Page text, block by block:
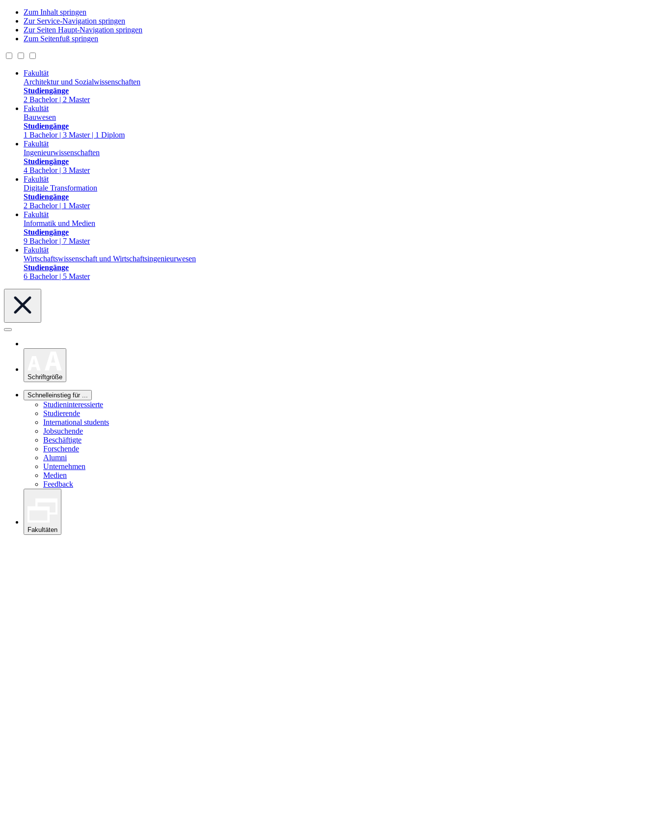
Zum Inhalt springen
Zur Service-Navigation springen
Zur Seiten Haupt-Navigation springen
Zum Seitenfuß springen
Fakultät
Architektur und Sozialwissenschaften
Studiengänge
2 Bachelor | 2 Master
Fakultät
Bauwesen
Studiengänge
1 Bachelor | 3 Master | 1 Diplom
Fakultät
Ingenieurwissenschaften
Studiengänge
4 Bachelor | 3 Master
Fakultät
Digitale Transformation
Studiengänge
2 Bachelor | 1 Master
Fakultät
Informatik und Medien
Studiengänge
9 Bachelor | 7 Master
Fakultät
Wirtschaftswissenschaft und Wirtschaftsingenieurwesen
Studiengänge
6 Bachelor | 5 Master
Schriftgröße
Schnelleinstieg für ...
Studieninteressierte
Studierende
International students
Jobsuchende
Beschäftigte
Forschende
Alumni
Unternehmen
Medien
Feedback
Fakultäten